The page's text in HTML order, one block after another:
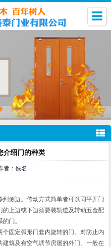
介绍门的种类
者：佚名
侧边。传动方式简单者可以同平开门
上边或下边须要装轨道及转动五金配
门。
固定弧形门套内旋转的门。对防止内
筑及有空气调节房屋的外门。一般在